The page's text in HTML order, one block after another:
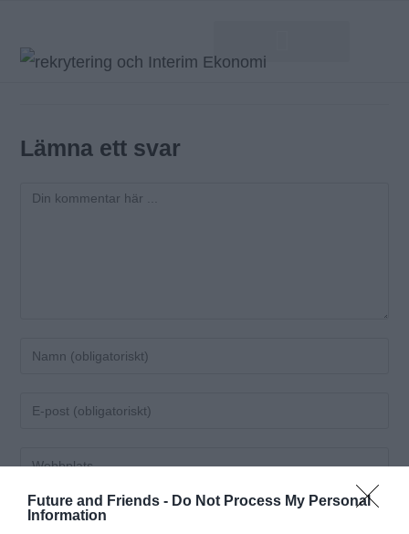
Future and Friends - Do Not Process My Personal
Information
Lämna ett svar